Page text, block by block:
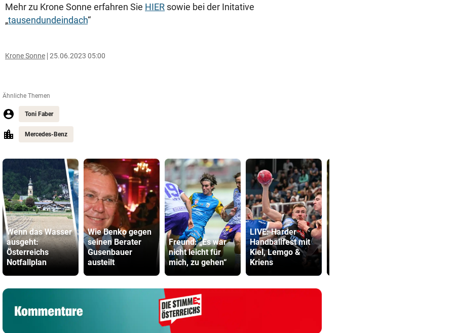
Mehr zu Krone Sonne erfahren Sie HIER sowie bei der Initative
„tausendundeindach“
Krone Sonne 25.06.2023 05:00
Ähnliche Themen
Toni Faber
Mercedes-Benz
Wenn das Wasser
ausgeht:
Österreichs
Notfallplan
Wie Benko gegen
seinen Berater
Gusenbauer
austeilt
Freund: „Es war
nicht leicht für
mich, zu gehen“
LIVE: Harder
Handballfest mit
Kiel, Lemgo &
Kriens